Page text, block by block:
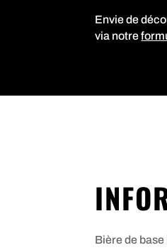
Envie de
via notre
Bière de